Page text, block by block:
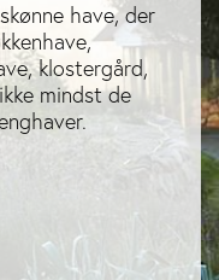
have, der
klostergård,
mindst de